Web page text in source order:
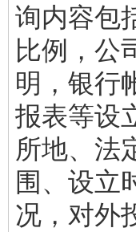
询内容包
比例，公
明，银行
报表等设
所地、法
围、设立
况，对外